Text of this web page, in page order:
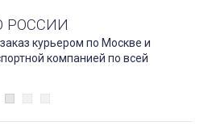
РОССИИ
курьером по Москве и
компанией по всей